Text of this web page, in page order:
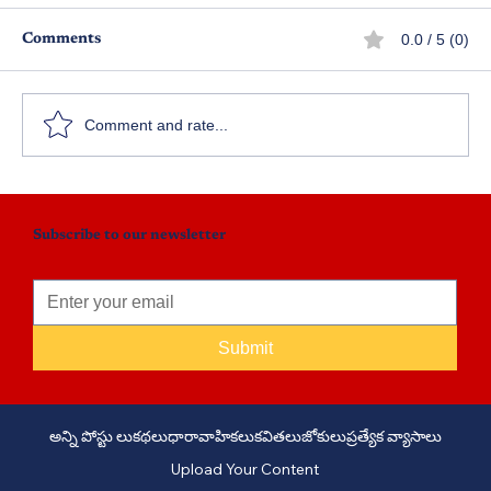
Comments 0.0 / 5 (0)
Comment and rate...
Subscribe to our newsletter
Submit
అన్ని పోస్టు లుకథలుధారావాహికలుకవితలుజోకులుప్రత్యేక వ్యాసాలు
Upload Your Content